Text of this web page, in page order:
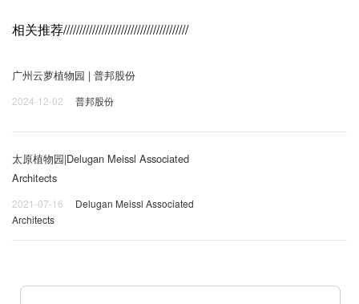
相关推荐///////////////////////////////////////
广州云萝植物园 | 普邦股份
2024-12-02 普邦股份
太原植物园|Delugan Meissl Associated
Architects
2021-07-16
Delugan Meissl Associated
Architects